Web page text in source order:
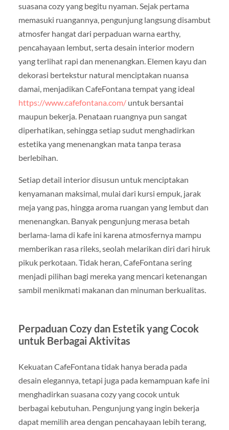
suasana cozy yang begitu nyaman. Sejak pertama
memasuki ruangannya, pengunjung langsung disambut
atmosfer hangat dari perpaduan warna earthy,
pencahayaan lembut, serta desain interior modern
yang terlihat rapi dan menenangkan. Elemen kayu dan
dekorasi bertekstur natural menciptakan nuansa
damai, menjadikan CafeFontana tempat yang ideal
https://www.cafefontana.com/untuk bersantai
maupun bekerja. Penataan ruangnya pun sangat
diperhatikan, sehingga setiap sudut menghadirkan
estetika yang menenangkan mata tanpa terasa
berlebihan.
Setiap detail interior disusun untuk menciptakan
kenyamanan maksimal, mulai dari kursi empuk, jarak
meja yang pas, hingga aroma ruangan yang lembut dan
menenangkan. Banyak pengunjung merasa betah
berlama-lama di kafe ini karena atmosfernya mampu
memberikan rasa rileks, seolah melarikan diri dari hiruk
pikuk perkotaan. Tidak heran, CafeFontana sering
menjadi pilihan bagi mereka yang mencari ketenangan
sambil menikmati makanan dan minuman berkualitas.
Perpaduan Cozy dan Estetik yang Cocok
untuk Berbagai Aktivitas
Kekuatan CafeFontana tidak hanya berada pada
desain elegannya, tetapi juga pada kemampuan kafe ini
menghadirkan suasana cozy yang cocok untuk
berbagai kebutuhan. Pengunjung yang ingin bekerja
dapat memilih area dengan pencahayaan lebih terang,